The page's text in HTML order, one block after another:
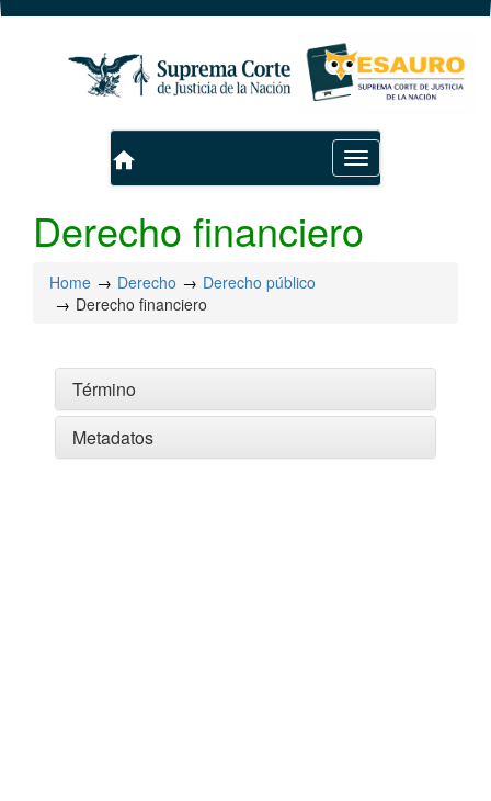
Toggle
navigation
home
Derecho financiero
Home Derecho
Derecho público
Derecho financiero
Término
Metadatos